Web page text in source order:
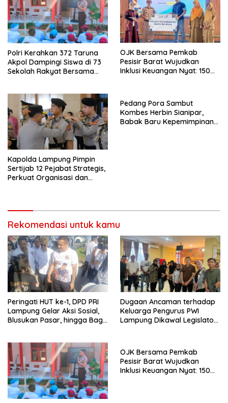
Polri Kerahkan 372 Taruna
Akpol Dampingi Siswa di 73
Sekolah Rakyat Bersama
OJK Bersama Pemkab
Pesisir Barat Wujudkan
Inklusi Keuangan Nyat: 150
Kapolda Lampung Pimpin
Sertijab 12 Pejabat Strategis,
Perkuat Organisasi dan
Pedang Pora Sambut
Kombes Herbin Sianipar,
Babak Baru Kepemimpinan
Rekomendasi untuk kamu
Peringati HUT ke-1, DPD PRI
Lampung Gelar Aksi Sosial,
Blusukan Pasar, hingga Bagi-
Dugaan Ancaman terhadap
Keluarga Pengurus PWI
Lampung Dikawal Legislator
OJK Bersama Pemkab
Pesisir Barat Wujudkan
Inklusi Keuangan Nyat: 150